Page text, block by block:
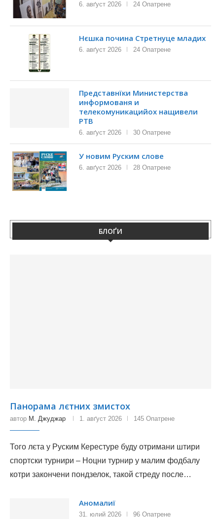
6. авґуст 2026 24 Опатрене
Нєшка почина Стретнуце младих
6. авґуст 2026 24 Опатрене
Представнїки Министерства
информованя и
телекомуникацийох нащивели
РТВ
6. авґуст 2026 30 Опатрене
У новим Руским слове
6. авґуст 2026 28 Опатрене
БЛОҐИ
Панорама лєтних змистох
автор М. Джуджар 1. авґуст 2026 145 Опатрене
Того лєта у Руским Керестуре буду отримани штири
спортски турнири – Ноцни турнир у малим фодбалу
котри закончени пондзелок, такой стреду после…
Аномалиї
31. юлий 2026 96 Опатрене